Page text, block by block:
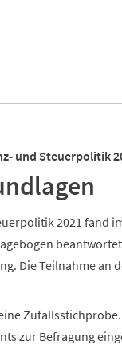
und Steuerpolitik
2021 fand
Die Teilnahme
zur Befragung